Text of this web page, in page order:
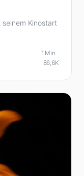
seinem Kinostart
1 Min.
86,6K